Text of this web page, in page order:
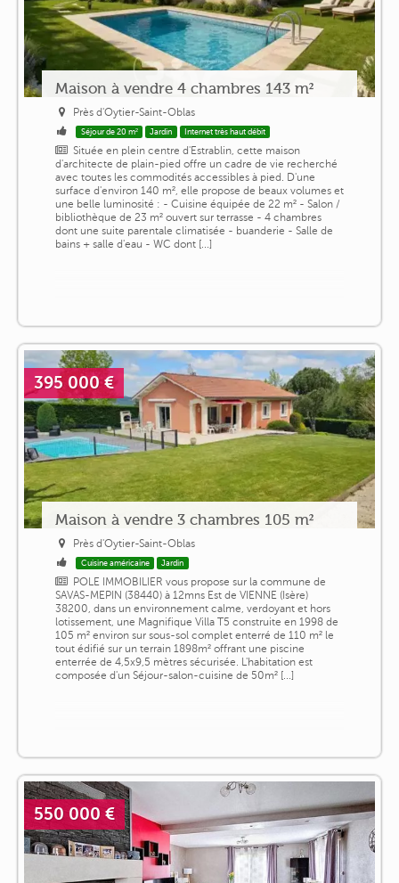
Maison à vendre 4 chambres 143 m²
Près d'Oytier-Saint-Oblas
Séjour de 20 m² Jardin Internet très haut débit
Située en plein centre d'Estrablin, cette maison
d'architecte de plain-pied offre un cadre de vie recherché
avec toutes les commodités accessibles à pied. D'une
surface d'environ 140 m², elle propose de beaux volumes et
une belle luminosité : - Cuisine équipée de 22 m² - Salon /
bibliothèque de 23 m² ouvert sur terrasse - 4 chambres
dont une suite parentale climatisée - buanderie - Salle de
bains + salle d'eau - WC dont [...]
395 000 €
Maison à vendre 3 chambres 105 m²
Près d'Oytier-Saint-Oblas
Cuisine américaine Jardin
POLE IMMOBILIER vous propose sur la commune de
SAVAS-MEPIN (38440) à 12mns Est de VIENNE (Isère)
38200, dans un environnement calme, verdoyant et hors
lotissement, une Magnifique Villa T5 construite en 1998 de
105 m² environ sur sous-sol complet enterré de 110 m² le
tout édifié sur un terrain 1898m² offrant une piscine
enterrée de 4,5x9,5 mètres sécurisée. L'habitation est
composée d'un Séjour-salon-cuisine de 50m² [...]
550 000 €